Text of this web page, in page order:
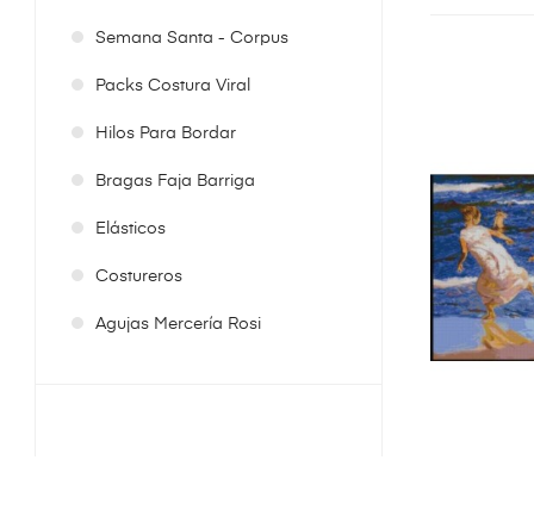
Semana Santa - Corpus
Packs Costura Viral
Hilos Para Bordar
Bragas Faja Barriga
Elásticos
Costureros
Agujas Mercería Rosi